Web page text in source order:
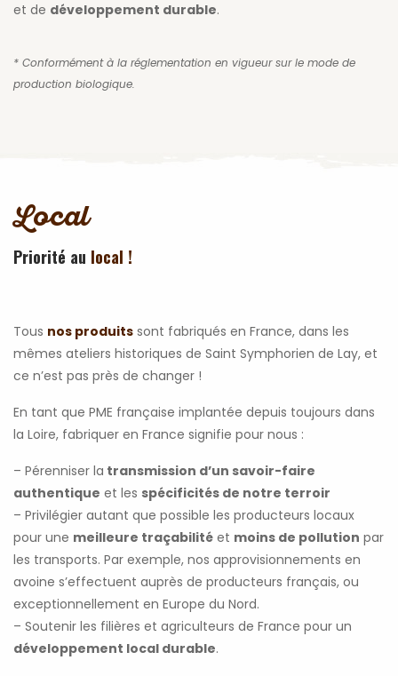
et de développement durable.
* Conformément à la réglementation en vigueur sur le mode de
production biologique.
Local
Priorité au local !
Tous nos produits sont fabriqués en France, dans les
mêmes ateliers historiques de Saint Symphorien de Lay, et
ce n’est pas près de changer !
En tant que PME française implantée depuis toujours dans
la Loire, fabriquer en France signifie pour nous :
– Pérenniser la transmission d’un savoir-faire
authentique et les spécificités de notre terroir
– Privilégier autant que possible les producteurs locaux
pour une meilleure traçabilité et moins de pollution par
les transports. Par exemple, nos approvisionnements en
avoine s’effectuent auprès de producteurs français, ou
exceptionnellement en Europe du Nord.
– Soutenir les filières et agriculteurs de France pour un
développement local durable.